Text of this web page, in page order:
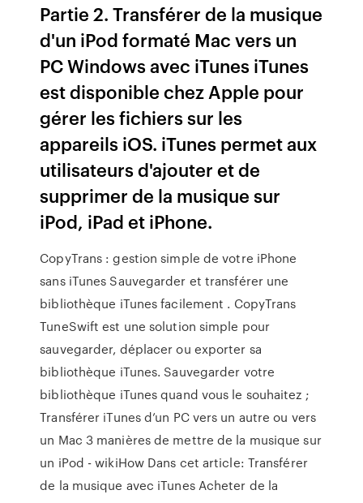
Partie 2. Transférer de la musique
d'un iPod formaté Mac vers un
PC Windows avec iTunes iTunes
est disponible chez Apple pour
gérer les fichiers sur les
appareils iOS. iTunes permet aux
utilisateurs d'ajouter et de
supprimer de la musique sur
iPod, iPad et iPhone.
CopyTrans : gestion simple de votre iPhone
sans iTunes Sauvegarder et transférer une
bibliothèque iTunes facilement . CopyTrans
TuneSwift est une solution simple pour
sauvegarder, déplacer ou exporter sa
bibliothèque iTunes. Sauvegarder votre
bibliothèque iTunes quand vous le souhaitez ;
Transférer iTunes d’un PC vers un autre ou vers
un Mac 3 manières de mettre de la musique sur
un iPod - wikiHow Dans cet article: Transférer
de la musique avec iTunes Acheter de la